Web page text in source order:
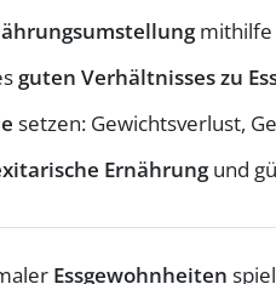
mithilfe
guten Verhältnisses zu
setzen: Gewichtsverlust,
Ernährungund
Essgewohnheiten